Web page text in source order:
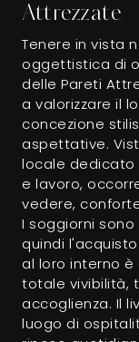
Attrezzate
Tenere in vista
oggettistica di
delle Pareti
a valorizzare il
concezione
aspettative.
locale
e lavoro,
vedere,
I soggiorni
quindi
al loro interno
totale vivibilità,
accoglienza. Il
luogo di